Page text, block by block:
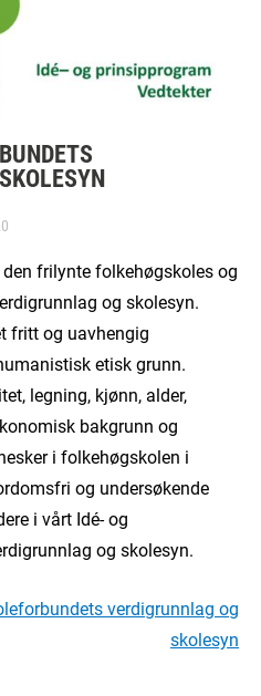
frilynte folkehøgskoles og
og skolesyn.
fritt og uavhengig
etisk grunn.
legning, kjønn, alder,
bakgrunn og
i folkehøgskolen i
og undersøkende
i vårt Idé- og
og skolesyn.
verdigrunnlag og
skolesyn